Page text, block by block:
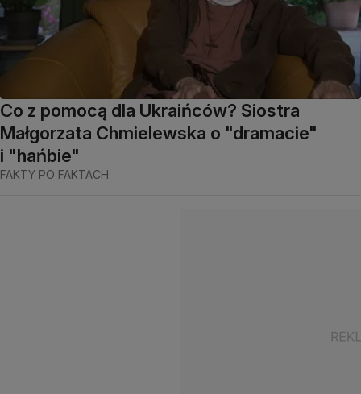
Co z pomocą dla Ukraińców? Siostra
Małgorzata Chmielewska o "dramacie"
i "hańbie"
FAKTY PO FAKTACH